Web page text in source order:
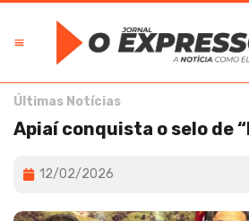
Últimas Notícias
Apiaí conquista o selo de
12/02/2026